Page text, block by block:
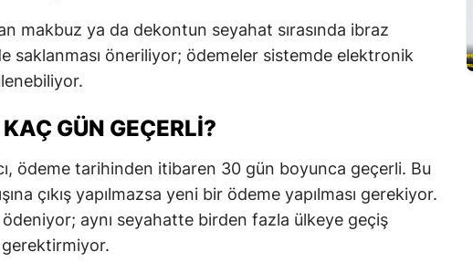
Kırklareli
Konya
Kütahya
makbuz ya da dekontun seyahat sırasında ibraz
saklanması öneriliyor; ödemeler sistemde elektronik
GÜN GEÇERLI?
ödeme tarihinden itibaren 30 gün boyunca geçerli. Bu
çıkış yapılmazsa yeni bir ödeme yapılması gerekiyor.
ödeniyor; aynı seyahatte birden fazla ülkeye geçiş
gerektirmiyor.